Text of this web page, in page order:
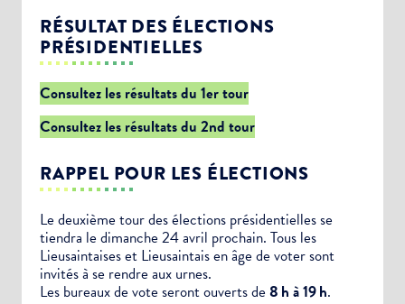
RÉSULTAT DES ÉLECTIONS
PRÉSIDENTIELLES
Consultez les résultats du 1er tour
Consultez les résultats du 2nd tour
RAPPEL POUR LES ÉLECTIONS
Le deuxième tour des élections présidentielles se
tiendra le dimanche 24 avril prochain. Tous les
Lieusaintaises et Lieusaintais en âge de voter sont
invités à se rendre aux urnes.
Les bureaux de vote seront ouverts de 8 h à 19 h.